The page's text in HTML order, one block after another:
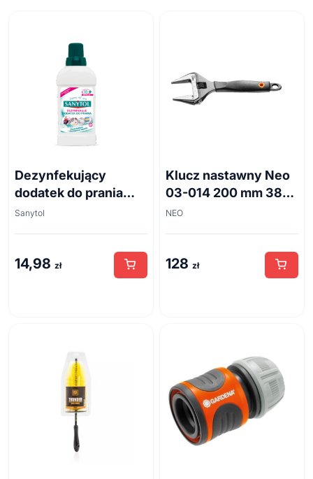
Dezynfekujący
dodatek do prania
białe kwiaty 500ml
Sanytol
14,98 zł
Klucz nastawny Neo
03-014 200 mm 38
mm
NEO
128 zł